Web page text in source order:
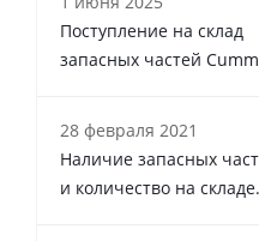
Поступление на склад
запасных частей
28 февраля 2021
Наличие запасных
и количество на складе.